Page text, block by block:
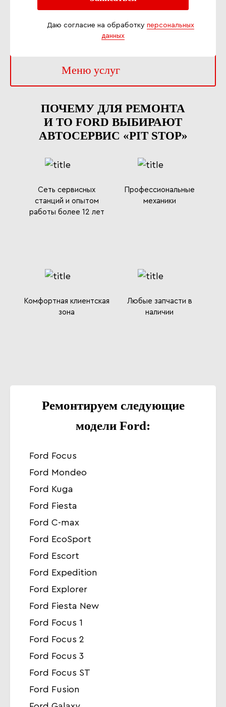
Даю согласие на обработку персональных
данных
Меню услуг
ПОЧЕМУ ДЛЯ РЕМОНТА
И ТО FORD ВЫБИРАЮТ
АВТОСЕРВИС «PIT STOP»
Сеть сервисных
станций и опытом
работы более 12 лет
Профессиональные
механики
Комфортная клиентская
зона
Любые запчасти в
наличии
Ремонтируем следующие
модели Ford:
Ford Focus
Ford Mondeo
Ford Kuga
Ford Fiesta
Ford C-max
Ford EcoSport
Ford Escort
Ford Expedition
Ford Explorer
Ford Fiesta New
Ford Focus 1
Ford Focus 2
Ford Focus 3
Ford Focus ST
Ford Fusion